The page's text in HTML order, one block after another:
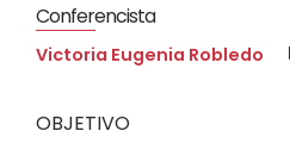
Conferencista
Victoria Eugenia Robledo
OBJETIVO